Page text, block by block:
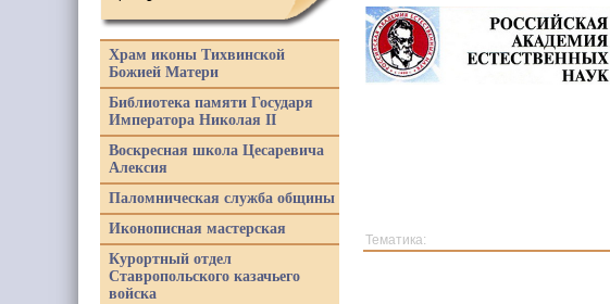
Тематика:
Храм иконы Тихвинской
Божией Матери
Библиотека памяти Государя
Императора Николая II
Воскресная школа Цесаревича
Алексия
Паломническая служба общины
Иконописная мастерская
Курортный отдел
Ставропольского казачьего
войска